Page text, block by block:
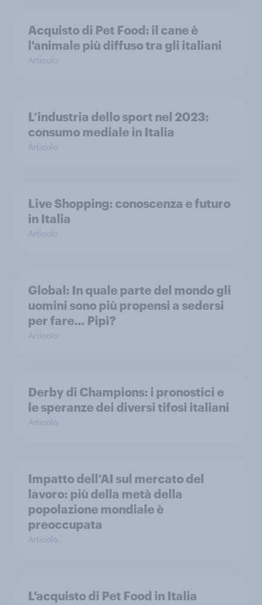
Acquisto di Pet Food: il cane è
l'animale più diffuso tra gli italiani
Articolo
L’industria dello sport nel 2023:
consumo mediale in Italia
Articolo
Live Shopping: conoscenza e futuro
in Italia
Articolo
Global: In quale parte del mondo gli
uomini sono più propensi a sedersi
per fare… Pipì?
Articolo
Derby di Champions: i pronostici e
le speranze dei diversi tifosi italiani
Articolo
Impatto dell’AI sul mercato del
lavoro: più della metà della
popolazione mondiale è
preoccupata
Articolo
L'acquisto di Pet Food in Italia